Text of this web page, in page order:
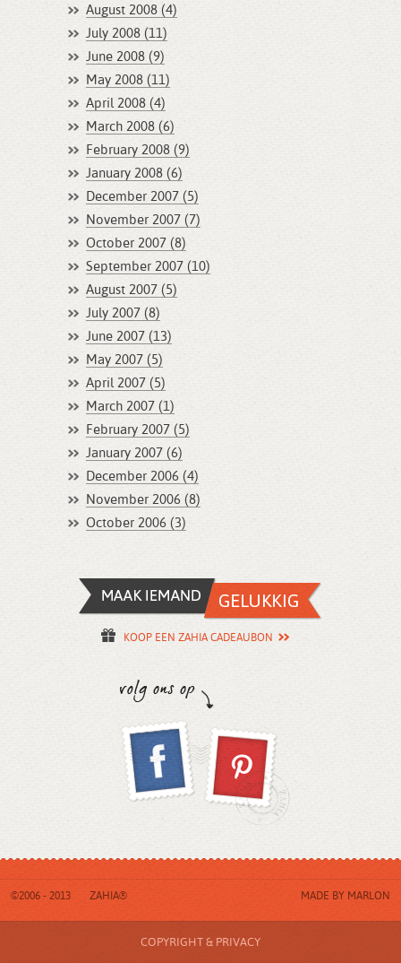
August 2008 (4)
July 2008 (11)
June 2008 (9)
May 2008 (11)
April 2008 (4)
March 2008 (6)
February 2008 (9)
January 2008 (6)
December 2007 (5)
November 2007 (7)
October 2007 (8)
September 2007 (10)
August 2007 (5)
July 2007 (8)
June 2007 (13)
May 2007 (5)
April 2007 (5)
March 2007 (1)
February 2007 (5)
January 2007 (6)
December 2006 (4)
November 2006 (8)
October 2006 (3)
KOOP EEN ZAHIA CADEAUBON
©2006 - 2013 ZAHIA® MADE BY MARLON
COPYRIGHT & PRIVACY